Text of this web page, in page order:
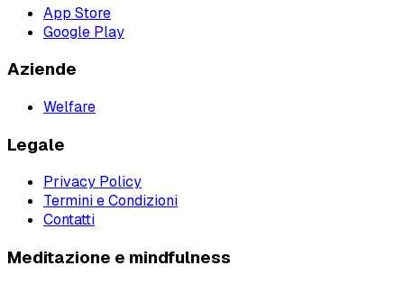
App Store
Google Play
Aziende
Welfare
Legale
Privacy Policy
Termini e Condizioni
Contatti
Meditazione e mindfulness